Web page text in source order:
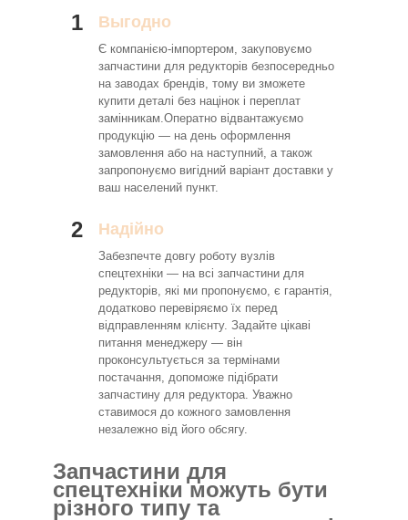
1 Выгодно
Є компанією-імпортером, закуповуємо
запчастини для редукторів безпосередньо
на заводах брендів, тому ви зможете
купити деталі без націнок і переплат
замінникам.Оператно відвантажуємо
продукцію — на день оформлення
замовлення або на наступний, а також
запропонуємо вигідний варіант доставки у
ваш населений пункт.
2 Надійно
Забезпечте довгу роботу вузлів
спецтехніки — на всі запчастини для
редукторів, які ми пропонуємо, є гарантія,
додатково перевіряємо їх перед
відправленням клієнту. Задайте цікаві
питання менеджеру — він
проконсультується за термінами
постачання, допоможе підібрати
запчастину для редуктора. Уважно
ставимося до кожного замовлення
незалежно від його обсягу.
Запчастини для
спецтехніки можуть бути
різного типу та